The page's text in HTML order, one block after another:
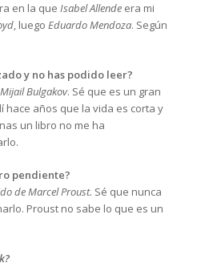
en la que Isabel Allendeera mi
, luego Eduardo Mendoza. Según
y no has podido leer?
Bulgakov. Sé que es un gran
años que la vida es corta y
un libro no me ha
pendiente?
de Marcel Proust. Sé que nunca
Proust no sabe lo que es un